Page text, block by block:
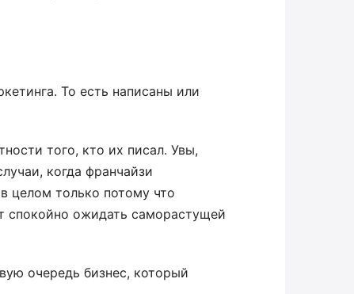
То есть написаны или
того, кто их писал. Увы,
когда франчайзи
целом только потому что
спокойно ожидать саморастущей
очередь бизнес, который